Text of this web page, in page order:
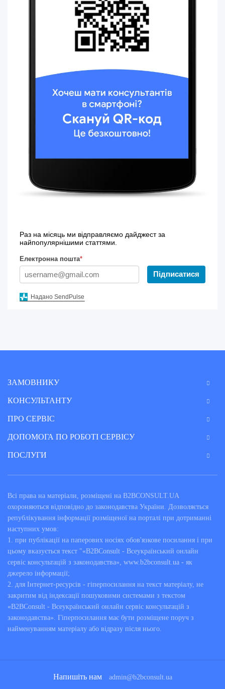
Раз на місяць ми відправляємо дайджест за
найпопулярнішими статтями.
Електронна пошта*
Підписатися
Надано SendPulse
ЗАМОВНИКУ
КОНСУЛЬТАНТУ
ПРО СЕРВІС
ДОПОМОГА ПО РОБОТІ СЕРВІСУ
ПОСЛУГИ
Всі права на матеріали, розміщені на B2BCONSULT.UA
охороняються відповідно до законодавства України. Дозволяється
републікування інформації розміщеної на порталі при дотриманні
наступних умов:
1. при публікації на паперових носіях обов'язкове посилання і при
цьому вказується текст "«B2BConsult - Всеукраїнський онлайн
сервіс консультацій з законодавства», www.b2bconsult.ua - як
джерело інформації;
2. для Інтернет-ресурсів - гіперпосилання на текст матеріалу, не
закритим від індексації пошуковими системами з текстом
«B2BConsult - Всеукраїнський онлайн сервіс консультацій з
законодавства». Гіперпосилання має бути розміщене поруч з
найменуванням матеріалу або відразу після нього.
Напишіть нам admin@b2bconsult.ua